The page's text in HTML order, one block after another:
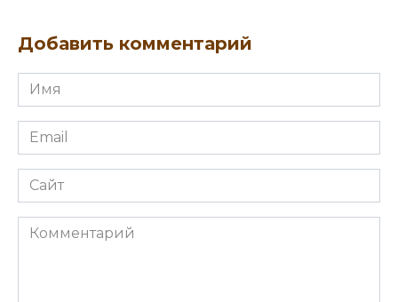
Добавить комментарий
Имя
Email
Сайт
Комментарий